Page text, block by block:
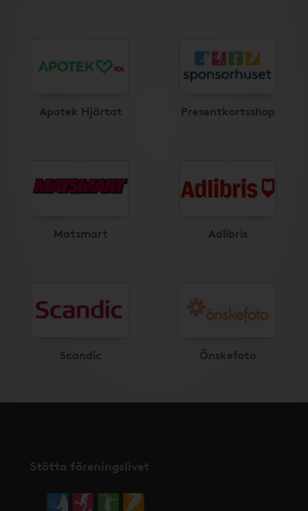
Apotek Hjärtat Presentkortsshop
Matsmart Adlibris
Scandic Önskefoto
Stötta föreningslivet